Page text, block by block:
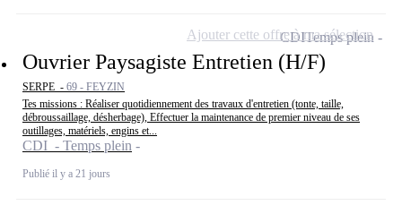
Ouvrier Paysagiste Entretien (H/F)
SERPE - 69 - FEYZIN
Tes missions : Réaliser quotidiennement des travaux d'entretien (tonte, taille,
débroussaillage, désherbage), Effectuer la maintenance de premier niveau de ses
outillages, matériels, engins et...
CDI - Temps plein
Publié il y a 21 jours
CDITemps plein
Ajouter cette offre à ma sélection